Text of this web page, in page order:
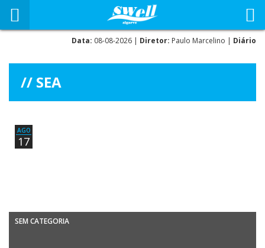
Data: 08-08-2026 | Diretor: Paulo Marcelino | Diário
SEA
AGO
17
SEM CATEGORIA